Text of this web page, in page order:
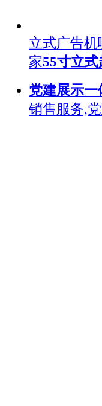
立式广告
家55寸立
党建展示一
销售服务,